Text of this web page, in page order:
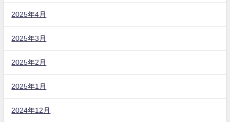
2025年4月
2025年3月
2025年2月
2025年1月
2024年12月